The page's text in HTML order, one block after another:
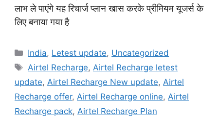
लाभ ले पाएंगे यह रिचार्ज प्लान खास करके प्रीमियम यूजर्स के
लिए बनाया गया है
Categories
India, Letest update, Uncategorized
Tags
Airtel Recharge,Airtel Recharge letest
update, Airtel Recharge New update, Airtel
Recharge offer, Airtel Recharge online, Airtel
Recharge pack, Airtel Recharge Plan